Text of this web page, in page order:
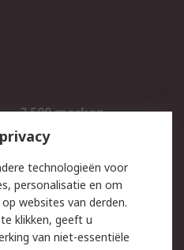
2.500 merken
Inkoopoplossingen
technologieën voor
personalisatie en om
websites van derden.
klikken, geeft u
van niet-essentiële